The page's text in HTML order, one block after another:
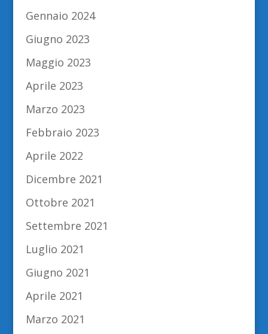
Gennaio 2024
Giugno 2023
Maggio 2023
Aprile 2023
Marzo 2023
Febbraio 2023
Aprile 2022
Dicembre 2021
Ottobre 2021
Settembre 2021
Luglio 2021
Giugno 2021
Aprile 2021
Marzo 2021